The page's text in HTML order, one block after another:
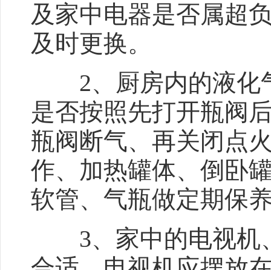
及家中电器是否属超
及时更换。
2、厨房内的液化
是否按照先打开瓶阀
瓶阀断气、再关闭点
作、加热罐体、倒卧
软管、气瓶做定期保
3、家中的电视机